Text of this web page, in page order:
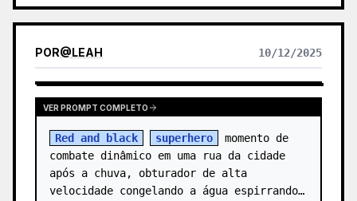
POR@LEAH 10/12/2025
VER PROMPT COMPLETO
Red and black superhero
momento de
combate dinâmico em uma rua da cidade
após a chuva, obturador de alta
velocidade congelando a água espirrando,